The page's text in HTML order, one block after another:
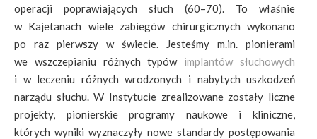
operacji poprawiających słuch (60–70). To właśnie
w Kajetanach wiele zabiegów chirurgicznych wykonano
po raz pierwszy w świecie. Jesteśmy m.in. pionierami
we wszczepianiu różnych typów implantów słuchowych
i w leczeniu różnych wrodzonych i nabytych uszkodzeń
narządu słuchu. W Instytucie zrealizowane zostały liczne
projekty, pionierskie programy naukowe i kliniczne,
których wyniki wyznaczyły nowe standardy postępowania